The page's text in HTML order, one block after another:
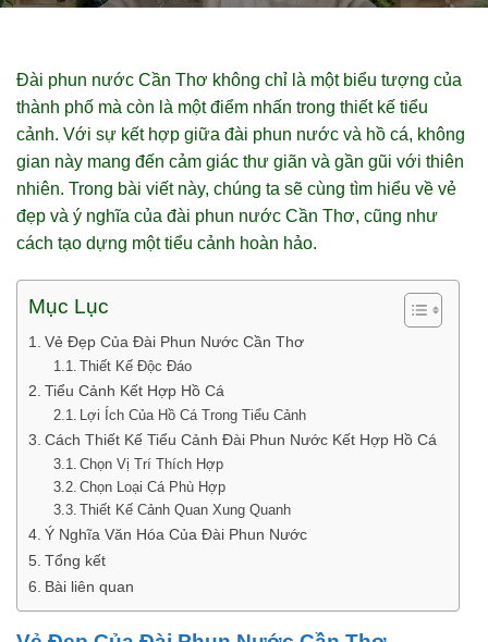
Đài phun nước Cần Thơ không chỉ là một biểu tượng của
thành phố mà còn là một điểm nhấn trong thiết kế tiểu
cảnh. Với sự kết hợp giữa đài phun nước và hồ cá, không
gian này mang đến cảm giác thư giãn và gần gũi với thiên
nhiên. Trong bài viết này, chúng ta sẽ cùng tìm hiểu về vẻ
đẹp và ý nghĩa của đài phun nước Cần Thơ, cũng như
cách tạo dựng một tiểu cảnh hoàn hảo.
Mục Lục
Vẻ Đẹp Của Đài Phun Nước Cần Thơ
Thiết Kế Độc Đáo
Tiểu Cảnh Kết Hợp Hồ Cá
Lợi Ích Của Hồ Cá Trong Tiểu Cảnh
Cách Thiết Kế Tiểu Cảnh Đài Phun Nước Kết Hợp Hồ Cá
Chọn Vị Trí Thích Hợp
Chọn Loại Cá Phù Hợp
Thiết Kế Cảnh Quan Xung Quanh
Ý Nghĩa Văn Hóa Của Đài Phun Nước
Tổng kết
Bài liên quan